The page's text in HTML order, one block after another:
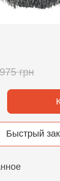
975 грн
Быстрый